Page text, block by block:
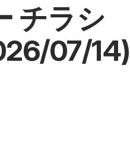
チラシ
07/14)